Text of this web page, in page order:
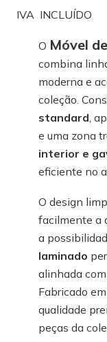
IVA INCLUÍDO
O Móvel
combina
moderna e
coleção.
standard ,
e uma zona
interior e
eficiente no
O design
facilmente a
a
laminado
alinhada
Fabricado
qualidade
peças da